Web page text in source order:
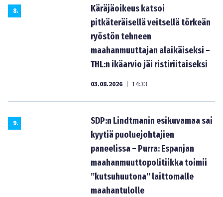
8.
Käräjäoikeus katsoi
pitkäteräisellä veitsellä törkeän
ryöstön tehneen
maahanmuuttajan alaikäiseksi –
THL:n ikäarvio jäi ristiriitaiseksi
03.08.2026 | 14:33
9.
SDP:n Lindtmanin esikuvamaa sai
kyytiä puoluejohtajien
paneelissa – Purra: Espanjan
maahanmuuttopolitiikka toimii
”kutsuhuutona” laittomalle
maahantulolle